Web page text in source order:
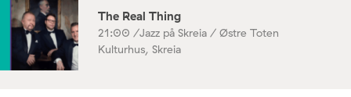
The Real Thing
21:00 /Jazz på Skreia / Østre Toten
Kulturhus, Skreia